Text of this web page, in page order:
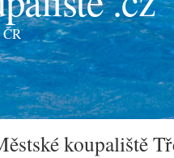
koupaliště